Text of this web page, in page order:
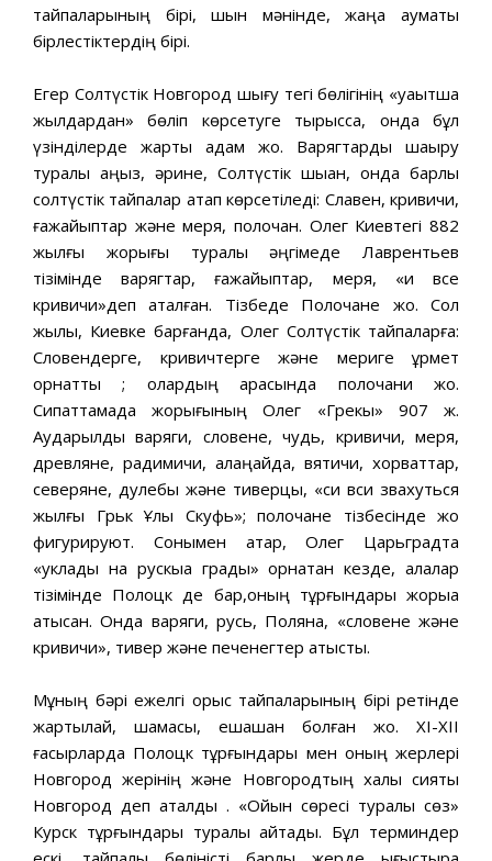
тайпаларының бірі, шын мәнінде, жаңа аумақтық
бірлестіктердің бірі.
Егер Солтүстік Новгород шығу тегі бөлігінің «уақытша
жылдардан» бөліп көрсетуге тырысса, онда бұл
үзінділерде жарты адам жоқ. Варягтарды шақыру
туралы аңыз, әрине, Солтүстік шыққан, онда барлық
солтүстік тайпалар атап көрсетіледі: Славен, кривичи,
ғажайыптар және меря, полочан. Олег Киевтегі 882
жылғы жорығы туралы әңгімеде Лаврентьев
тізімінде варягтар, ғажайыптар, меря, «и все
кривичи»деп аталған. Тізбеде Полочане жоқ. Сол
жылы, Киевке барғанда, Олег Солтүстік тайпаларға:
Словендерге, кривичтерге және мериге құрмет
орнатты ; олардың арасында полочани жоқ.
Сипаттамада жорығының Олег «Грекы» 907 ж.
Аударылды варяги, словене, чудь, кривичи, меря,
древляне, радимичи, алаңқайда, вятичи, хорваттар,
северяне, дулебы және тиверцы, «си вси звахуться
жылғы Грьк Ұлы Скуфь»; полочане тізбесінде жоқ
фигурируют. Сонымен қатар, Олег Царьградта
«уклады на рускыа грады» орнатқан кезде, қалалар
тізімінде Полоцк де бар,оның тұрғындары жорыққа
қатысқан. Онда варяги, русь, Поляна, «словене және
кривичи», тивер және печенегтер қатысты.
Мұның бәрі ежелгі орыс тайпаларының бірі ретінде
жартылай, шамасы, ешқашан болған жоқ. XI-XII
ғасырларда Полоцк тұрғындары мен оның жерлері
Новгород жерінің және Новгородтың халқы сияқты
Новгород деп аталды . «Ойын сөресі туралы сөз»
Курск тұрғындары туралы айтады. Бұл терминдер